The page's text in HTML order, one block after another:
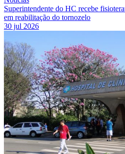
Superintendente do HC recebe
em reabilitação do tornozelo
30 jul 2026